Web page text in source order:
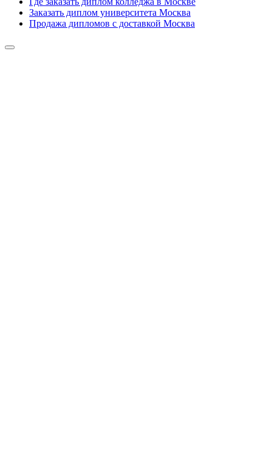
Заказать диплом университета Москва
Продажа дипломов с доставкой Москва